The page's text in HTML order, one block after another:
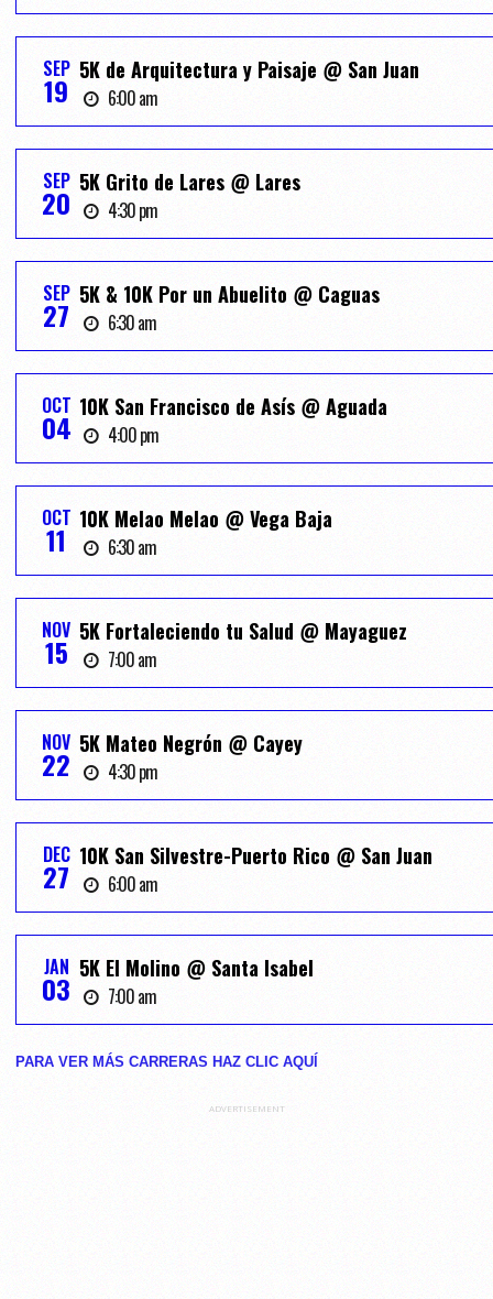
SEP
19
5K de Arquitectura y Paisaje @ San Juan
6:00 am
SEP
20
5K Grito de Lares @ Lares
4:30 pm
SEP
27
5K & 10K Por un Abuelito @ Caguas
6:30 am
OCT
04
10K San Francisco de Asís @ Aguada
4:00 pm
OCT
11
10K Melao Melao @ Vega Baja
6:30 am
NOV
15
5K Fortaleciendo tu Salud @ Mayaguez
7:00 am
NOV
22
5K Mateo Negrón @ Cayey
4:30 pm
DEC
27
10K San Silvestre-Puerto Rico @ San Juan
6:00 am
JAN
03
5K El Molino @ Santa Isabel
7:00 am
PARA VER MÁS CARRERAS HAZ CLIC AQUĺ
ADVERTISEMENT